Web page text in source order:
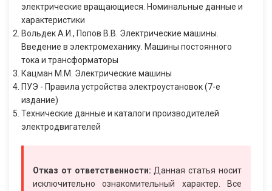
электрические вращающиеся. Номинальные данные и
характеристики
Вольдек А.И., Попов В.В. Электрические машины.
Введение в электромеханику. Машины постоянного
тока и трансформаторы
Кацман М.М. Электрические машины
ПУЭ - Правила устройства электроустановок (7-е
издание)
Технические данные и каталоги производителей
электродвигателей
Отказ от ответственности: Данная статья носит
исключительно ознакомительный характер. Все